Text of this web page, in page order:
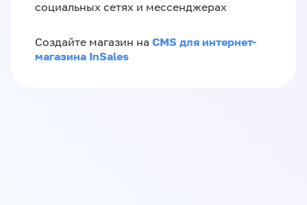
социальных сетях и мессенджерах
Создайте магазин на CMS для интернет-
магазина InSales